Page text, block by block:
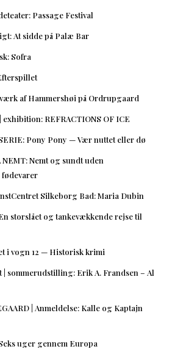
Passage Festival
At sidde på Palæ Bar
Sofra
af Hammershøi på Ordrupgaard
REFRACTIONS OF ICE
Pony Pony — Vær nuttet eller dø
Nemt og sundt uden
Silkeborg Bad: Maria Dubin
storslået og tankevækkende rejse til
i vogn 12 — Historisk krimi
| sommerudstilling: Erik A. Frandsen – Al
| Anmeldelse: Kalle og Kaptajn
uger gennem Europa